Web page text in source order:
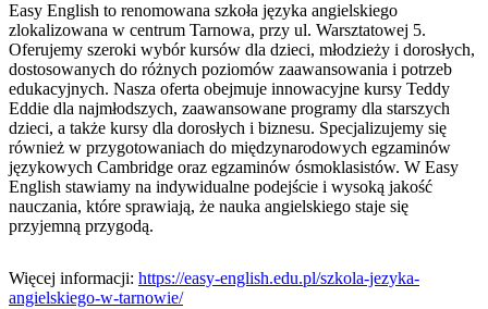
Easy English to renomowana szkoła języka angielskiego
zlokalizowana w centrum Tarnowa, przy ul. Warsztatowej 5.
Oferujemy szeroki wybór kursów dla dzieci, młodzieży i dorosłych,
dostosowanych do różnych poziomów zaawansowania i potrzeb
edukacyjnych. Nasza oferta obejmuje innowacyjne kursy Teddy
Eddie dla najmłodszych, zaawansowane programy dla starszych
dzieci, a także kursy dla dorosłych i biznesu. Specjalizujemy się
również w przygotowaniach do międzynarodowych egzaminów
językowych Cambridge oraz egzaminów ósmoklasistów. W Easy
English stawiamy na indywidualne podejście i wysoką jakość
nauczania, które sprawiają, że nauka angielskiego staje się
przyjemną przygodą.
Więcej informacji: https://easy-english.edu.pl/szkola-jezyka-
angielskiego-w-tarnowie/